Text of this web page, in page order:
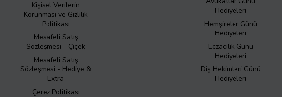
Kişisel Verilerin
Korunması ve Gizlilik
Politikası
Mesafeli Satış
Sözleşmesi - Çiçek
Mesafeli Satış
Sözleşmesi - Hediye &
Extra
Çerez Politikası
Hediyeleri
Hemşireler Günü
Hediyeleri
Eczacılık Günü
Hediyeleri
Diş Hekimleri Günü
Hediyeleri